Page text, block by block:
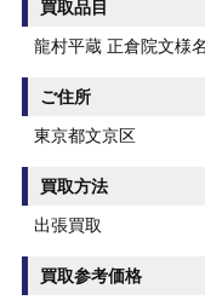
買取品目
龍村平蔵 正倉院文様
ご住所
東京都文京区
買取方法
出張買取
買取参考価格